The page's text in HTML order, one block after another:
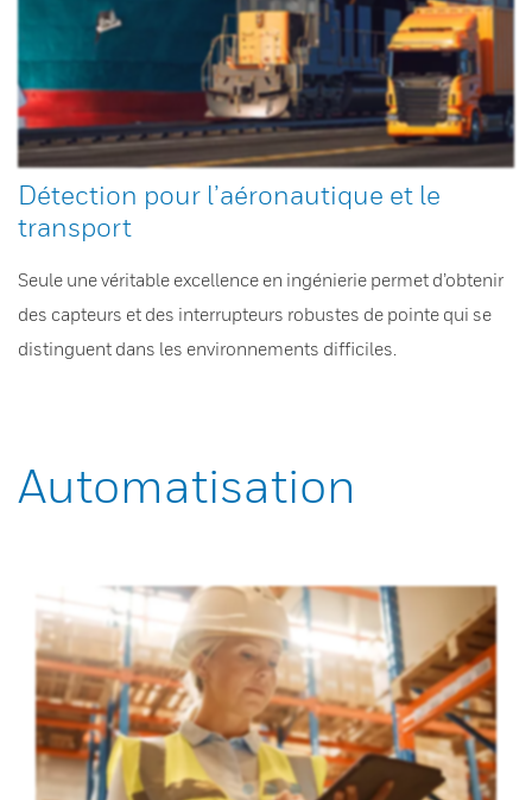
Détection pour l’aéronautique et le
transport
Seule une véritable excellence en ingénierie permet d’obtenir
des capteurs et des interrupteurs robustes de pointe qui se
distinguent dans les environnements difficiles.
Automatisation